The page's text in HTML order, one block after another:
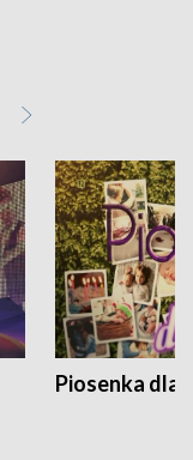
Piosenka dla